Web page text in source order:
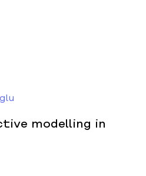
modelling in